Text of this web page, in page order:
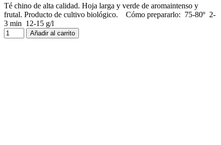
Té chino de alta calidad. Hoja larga y verde de aromaintenso y
frutal. Producto de cultivo biológico. Cómo prepararlo: 75-80º 2-
3 min 12-15 g/l
Añadir al carrito